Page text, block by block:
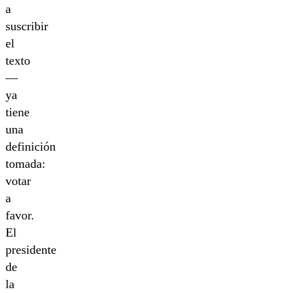
a
suscribir
el
texto
—
ya
tiene
una
definición
tomada:
votar
a
favor.
El
presidente
de
la